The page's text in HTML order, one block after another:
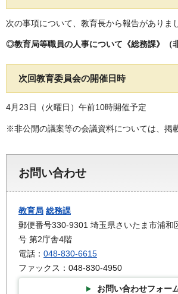
次の事項について、教育長から報告がありま
◎教育局等職員の人事について《総務課》（
次回教育委員会の開催日時
4月23日（火曜日）午前10時開催予定
※非公開の議案等の会議資料については、掲
お問い合わせ
教育局 総務課
郵便番号330-9301 埼玉県さいたま市浦和
号 第2庁舎4階
電話： 048-830-6615
ファックス：048-830-4950
お問い合わせフォー